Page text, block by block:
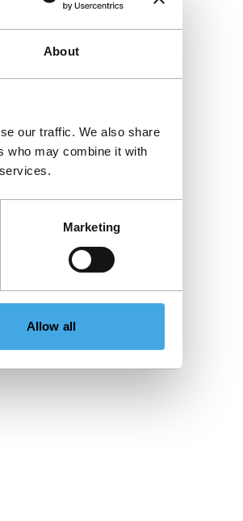
About
our traffic. We also share
who may combine it with
Marketing
Allow all